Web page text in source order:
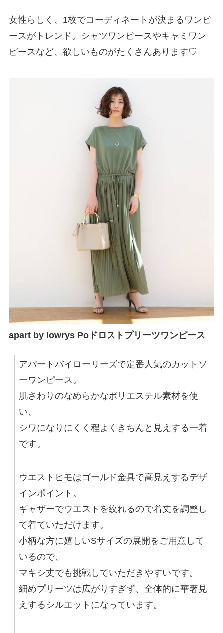
女性らしく、1枚でコーディネートが決まるワンピ
ースがトレンド。シャツワンピースやキャミワン
ピースなど、欲しいものがたくさんあります♡
apart by lowrys Poドロストプリーツワンピース
アパートバイローリーズで定番人気のカットソ
ーワンピース。
肌さわりのなめらかなポリエステル素材を使
い、
シワになりにくく程よくきちんと見えする一着
です。
ウエストヒモはゴールド金具で高見えするデザ
インポイント。
ギャザーでウエストを絞れるので着丈を調整し
て着ていただけます。
小柄な方に嬉しいSサイズの展開をご用意して
いるので、
マキシ丈でも挑戦していただきやすいです。
細めプリーツは広がりすぎず、全体的に華奢見
えするシルエットになっています。